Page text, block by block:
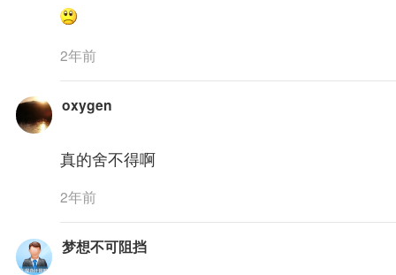
2年前
oxygen
真的舍不得啊
2年前
梦想不可阻挡